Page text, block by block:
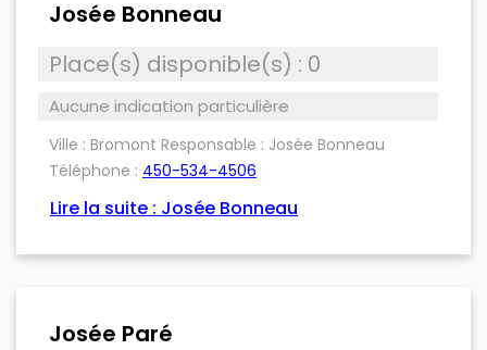
Josée Bonneau
Place(s) disponible(s) : 0
Aucune indication particulière
Ville : Bromont Responsable : Josée Bonneau
Téléphone : 450-534-4506
Lire la suite : Josée Bonneau
Josée Paré